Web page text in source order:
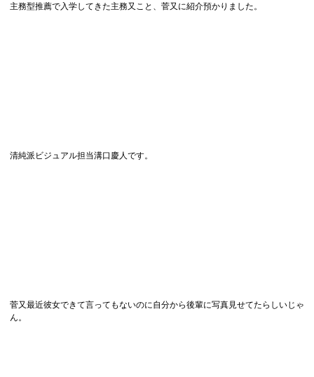
主務型推薦で入学してきた主務又こと、菅又に紹介預かりました。
清純派ビジュアル担当溝口慶人です。
菅又最近彼女できて言ってもないのに自分から後輩に写真見せてたらしいじゃ
ん。